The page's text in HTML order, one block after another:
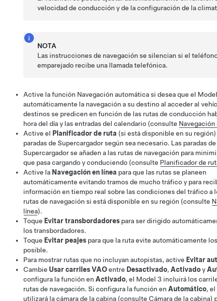
velocidad de conducción y de la configuración de la
NOTA
Las instrucciones de navegación se silencian si el
emparejado recibe una llamada telefónica.
Active la función Navegación automáticasi desea que el
automáticamente la navegación a su destino al acceder al
destinos se predicen en función de las rutas de conducción
hora del día y las entradas del calendario (consulte
Active el Planificador de ruta (si está disponible en su región)
paradas de Supercargador según sea necesario. Las paradas de
Supercargador se añaden a las rutas de navegación para
que pasa cargando y conduciendo (consulte Planificador de
Active la Navegación en línea para que las rutas se planeen
automáticamente evitando tramos de mucho tráficoy para
información en tiempo real sobre las condiciones del tráfico a
rutas de navegación si está disponible en su región (consulte
línea).
Toque Evitar transbordadores para ser dirigido
los transbordadores.
Toque Evitar peajes para que la ruta evite automáticamente
posible.
Para mostrar rutas que no incluyan autopistas, active Evitar
Cambie Usar carriles VAOentre Desactivado, Activadoy
configura la función en Activado, el Model 3 incluirá los
rutas de navegación. Si configura la función en Automático, el
utilizará la cámara de la cabina (consulte Cámara de la cabina)